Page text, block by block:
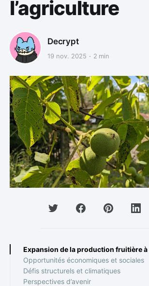
l’agriculture
Decrypt
19 nov. 2025 2 min
Expansion de la production fruitière à
Opportunités économiques et sociales
Défis structurels et climatiques
Perspectives d’avenir